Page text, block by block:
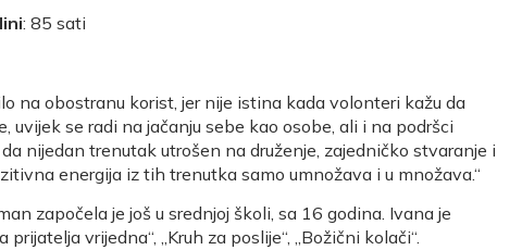
: 85 sati
na obostranu korist, jer nije istina kada volonteri kažu da
uvijek se radi na jačanju sebe kao osobe, ali i na podršci
nijedan trenutak utrošen na druženje, zajedničko stvaranje i
energija iz tih trenutka samo umnožava i u množava.“
započela je još u srednjoj školi, sa 16 godina. Ivana je
vrijedna“, „Kruh za poslije“, „Božični kolači“.